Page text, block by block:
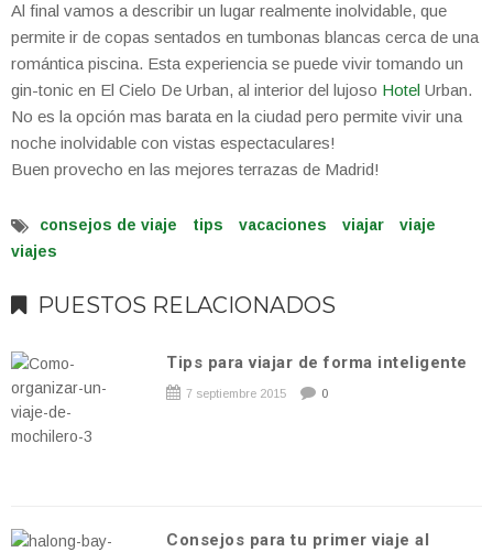
Al final vamos a describir un lugar realmente inolvidable, que
permite ir de copas sentados en tumbonas blancas cerca de una
romántica piscina. Esta experiencia se puede vivir tomando un
gin-tonic en El Cielo De Urban, al interior del lujoso Hotel Urban.
No es la opción mas barata en la ciudad pero permite vivir una
noche inolvidable con vistas espectaculares!
Buen provecho en las mejores terrazas de Madrid!
consejos de viaje tips vacaciones viajar
viaje
viajes
PUESTOS RELACIONADOS
Tips para viajar de forma inteligente
7 septiembre 2015 0
Consejos para tu primer viaje al